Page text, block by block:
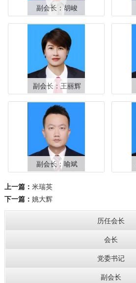
副会长：胡峻
副会长：王丽辉
副会长：喻斌
上一篇： 米瑞英
下一篇： 姚大辉
历任会长
会长
党委书记
副会长